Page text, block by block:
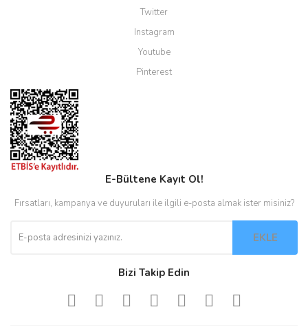
Twitter
Instagram
Youtube
Pinterest
E-Bültene Kayıt Ol!
Fırsatları, kampanya ve duyuruları ile ilgili e-posta almak ister misiniz?
EKLE
Bizi Takip Edin